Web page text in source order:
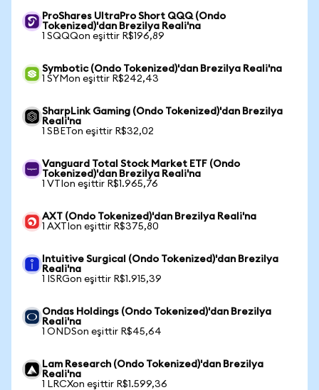
ProShares UltraPro Short QQQ (Ondo
Tokenized)'dan Brezilya Reali'na
1 SQQQon eşittir R$196,89
Symbotic (Ondo Tokenized)'dan Brezilya Reali'na
1 SYMon eşittir R$242,43
SharpLink Gaming (Ondo Tokenized)'dan Brezilya
Reali'na
1 SBETon eşittir R$32,02
Vanguard Total Stock Market ETF (Ondo
Tokenized)'dan Brezilya Reali'na
1 VTIon eşittir R$1.965,76
AXT (Ondo Tokenized)'dan Brezilya Reali'na
1 AXTIon eşittir R$375,80
Intuitive Surgical (Ondo Tokenized)'dan Brezilya
Reali'na
1 ISRGon eşittir R$1.915,39
Ondas Holdings (Ondo Tokenized)'dan Brezilya
Reali'na
1 ONDSon eşittir R$45,64
Lam Research (Ondo Tokenized)'dan Brezilya
Reali'na
1 LRCXon eşittir R$1.599,36